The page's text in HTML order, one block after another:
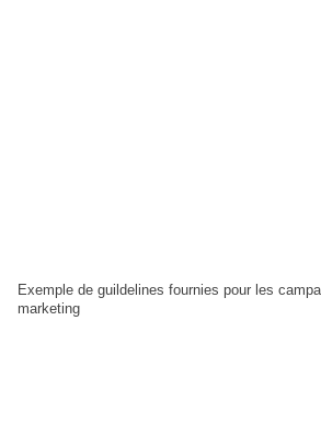
Exemple de guildelines fournies pour les
marketing